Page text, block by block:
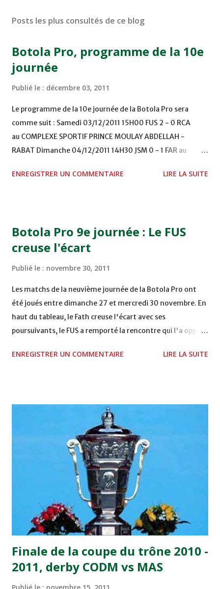
Posts les plus consultés de ce blog
Botola Pro, programme de la 10e
journée
Publié le : décembre 03, 2011
Le programme de la 10e journée de la Botola Pro sera
comme suit : Samedi 03/12/2011 15H00 FUS 2 - 0 RCA
au COMPLEXE SPORTIF PRINCE MOULAY ABDELLAH -
RABAT Dimanche 04/12/2011 14H30 JSM 0 - 1 FAR au
TERRAIN EL ABDI - EL JADIDA 16h30 OCK 0 - 1 HUSA
Mardi 06/12/2011 15H00 WAF - OCS au COMPLEXE SPORTIF
DE FES - FES WAC - MAS Reporté pour cause de finale de la
ENREGISTRER UN COMMENTAIRE LIRE LA SUITE
Botola Pro 9e journée : Le FUS
creuse l'écart
Publié le : novembre 30, 2011
Les matchs de la neuvième journée de la Botola Pro ont
été joués entre dimanche 27 et mercredi 30 novembre. En
haut du tableau, le Fath creuse l'écart avec ses
poursuivants, le FUS a remporté la rencontre qui l'a opposé
2, Badr Kachani a ouvert la marque à la 38e pour les
joueurs soussis, et ont réussi à mener au score à la dernière
minute du temps réglementaire grâce à un but de Mourad
Benchrifa. Son poursuivant direct le CRA de son coté a
chuté à domicile face à l'OCK sur le score de 0 - 2. La
bonne affaire de la semaine a été réalisée par le Moghreb
de Tetouan qui s'est hissé à la deuxième place après avoir
remporté trois précieux points sur la pelouse du complexe
Moulay Abdallah face aux FAR grâce à un but marqué par
Abdeladim Khadrouf à la 61e...
ENREGISTRER UN COMMENTAIRE LIRE LA SUITE
Finale de la coupe du trône 2010 -
2011, derby CODM vs MAS